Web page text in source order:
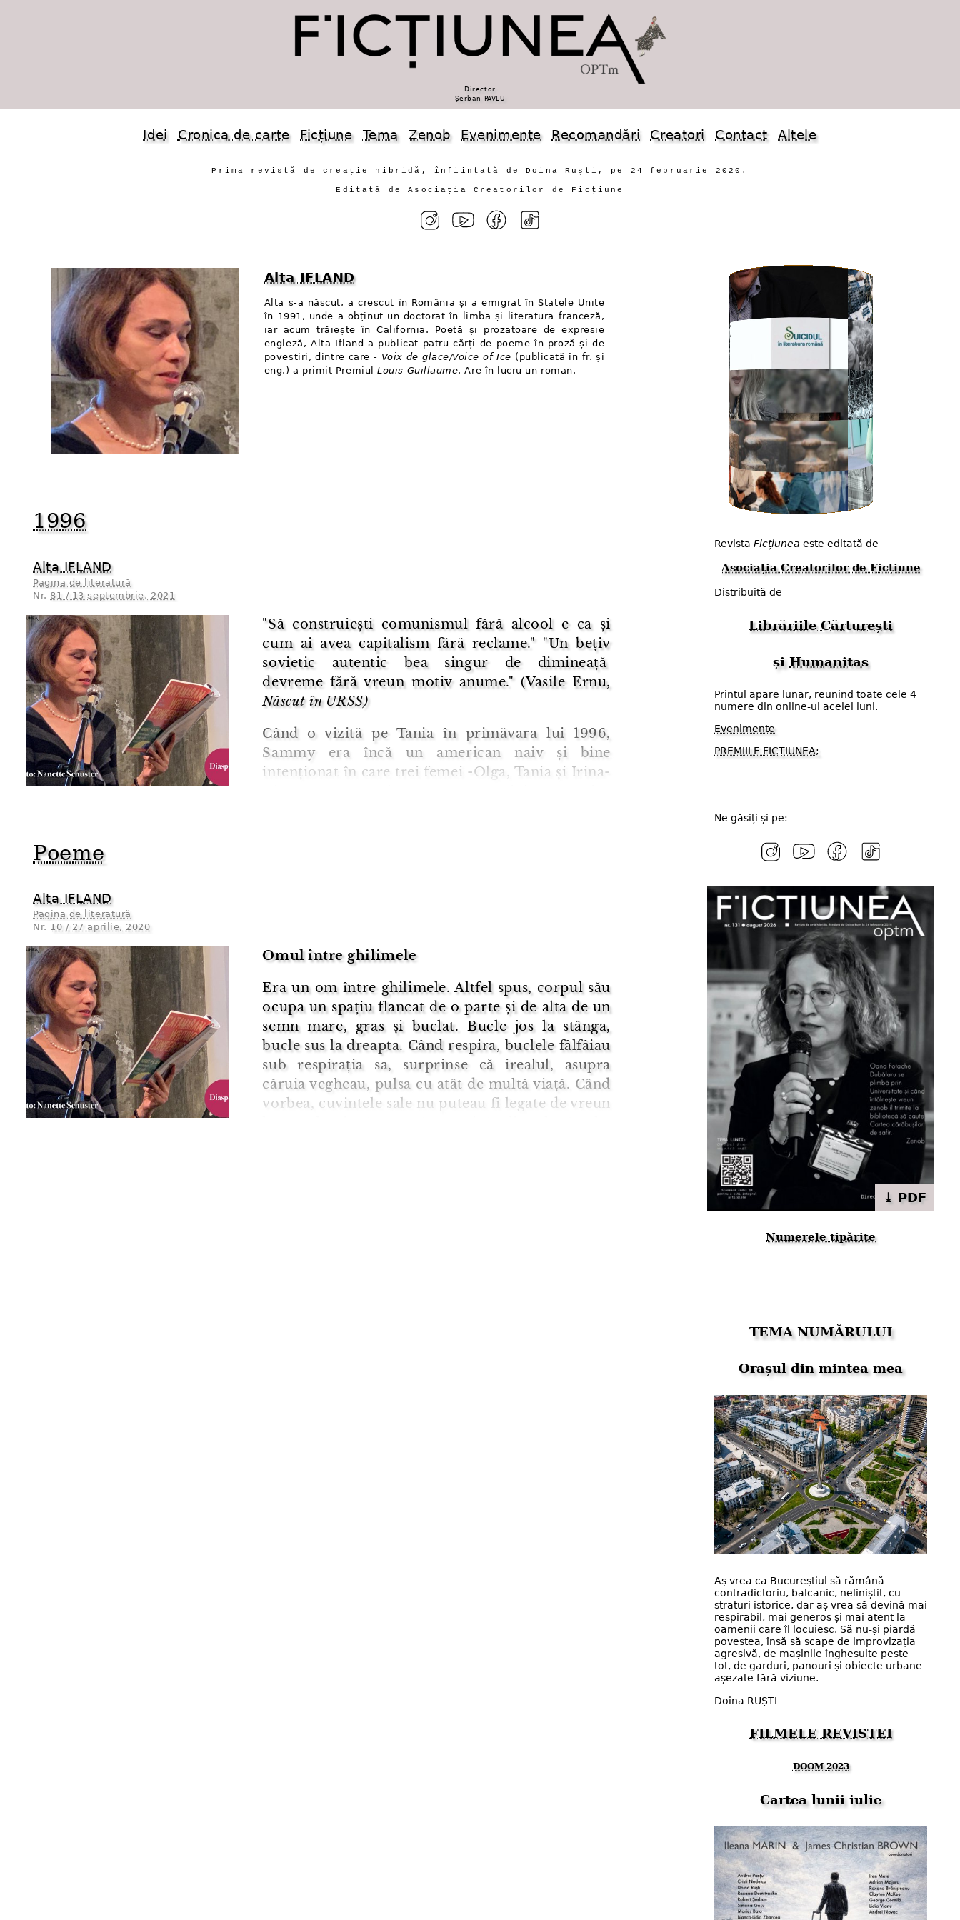
Director
Șerban PAVLU
Idei Cronica de carte Ficțiune Tema Zenob Evenimente Recomandări Creatori Contact Altele
Prima revistă de creație hibridă, înființată de Doina Ruști, pe 24 februarie 2020.
Editată de Asociația Creatorilor de Ficțiune
Alta IFLAND
Alta s-a născut, a crescut în România și a emigrat în Statele Unite
în 1991, unde a obținut un doctorat în limba și literatura franceză,
iar acum trăiește în California. Poetă și prozatoare de expresie
engleză, Alta Ifland a publicat patru cărți de poeme în proză și de
povestiri, dintre care - Voix de glace/Voice of Ice (publicată în fr. și
eng.) a primit PremiulLouis Guillaume. Are în lucru un roman.
1996
Alta IFLAND
Pagina de literatură
Nr. 81 / 13 septembrie, 2021
"Să construiești comunismul fără alcool e ca și
cum ai avea capitalism fără reclame." "Un bețiv
sovietic autentic bea singur de dimineață
devreme fără vreun motiv anume." (Vasile Ernu,
Născut în URSS)
Când o vizită pe Tania în primăvara lui 1996,
Sammy era încă un american naiv și bine
intenționat în care trei femei -Olga, Tania și Irina-
Poeme
Alta IFLAND
Pagina de literatură
Nr. 10 / 27 aprilie, 2020
Omul între ghilimele
Era un om între ghilimele. Altfel spus, corpul său
ocupa un spațiu flancat de o parte și de alta de un
semn mare, gras și buclat. Bucle jos la stânga,
bucle sus la dreapta. Când respira, buclele fâlfâiau
sub respirația sa, surprinse că irealul, asupra
căruia vegheau, pulsa cu atât de multă viață. Când
vorbea, cuvintele sale nu puteau fi legate de vreun
Revista Ficțiunea este editată de
Asociația Creatorilor de Ficțiune
Distribuită de
Librăriile Cărturești
șiHumanitas
Printul apare lunar, reunind toate cele 4
numere din online-ul acelei luni.
Evenimente
PREMIILE FICȚIUNEA;
Ne găsiți și pe:
⤓ PDF
Numerele tipărite
TEMA NUMĂRULUI
Orașul din mintea mea
Aș vrea ca Bucureștiul să rămână
contradictoriu, balcanic, neliniștit, cu
straturi istorice, dar aș vrea să devină mai
respirabil, mai generos și mai atent la
oamenii care îl locuiesc. Să nu-și piardă
povestea, însă să scape de improvizația
agresivă, de mașinile înghesuite peste
tot, de garduri, panouri și obiecte urbane
așezate fără viziune.
Doina RUȘTI
FILMELE REVISTEI
DOOM 2023
Cartea lunii iulie